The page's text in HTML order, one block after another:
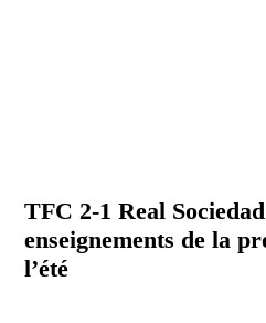
TFC 2-1 Real
enseignements de la
l’été